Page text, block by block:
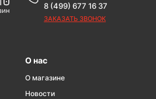
8 (499) 677 16 37
ЗАКАЗАТЬ ЗВОНОК
О нас
О магазине
Новости